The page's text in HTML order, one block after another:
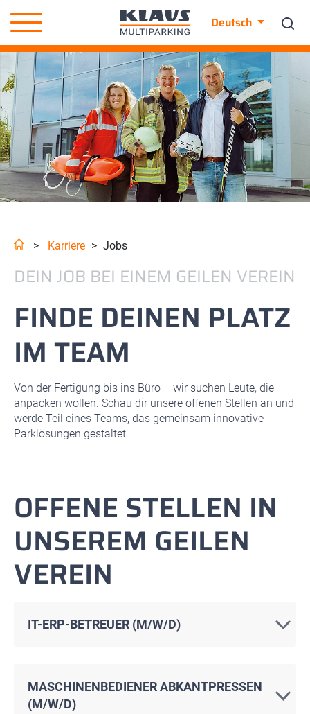
Deutsch
> Karriere > Jobs
DEIN JOB BEI EINEM GEILEN VEREIN
FINDE DEINEN PLATZ
IM TEAM
Von der Fertigung bis ins Büro – wir suchen Leute, die
anpacken wollen. Schau dir unsere offenen Stellen an und
werde Teil eines Teams, das gemeinsam innovative
Parklösungen gestaltet.
OFFENE STELLEN IN
UNSEREM GEILEN
VEREIN
IT-ERP-BETREUER (M/W/D)
MASCHINENBEDIENER ABKANTPRESSEN
(M/W/D)